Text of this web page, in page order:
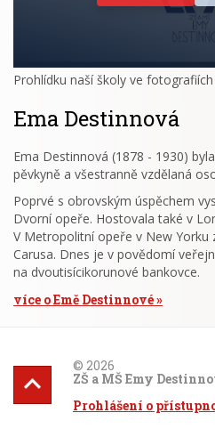
Prohlídku naší školy ve
Ema Destinnová
Ema Destinnová (1878 - 1930)
pěvkyně a všestranně vzdělaná
Poprvé s obrovským úspěchem
Dvorní opeře. Hostovala také v
V Metropolitní opeře v New Yorku
Carusa. Dnes je v povědomí
na dvoutisícikorunové bankovce.
více o Emě Destinnové
© 2026
ZŠ a MŠ Emy
Prohlášení o